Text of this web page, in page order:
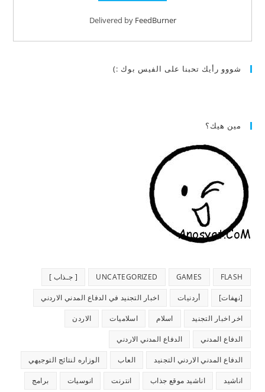
Delivered by FeedBurner
شووو رأيك تحبنا على الفيس بوك :)
مين هيك؟
FLASH
GAMES
UNCATEGORIZED [ جـذاب ]
[نهفات] أردنيات اخبار التجنيد في الدفاع المدني الاردني
اخر اخبار التجنيد اسلام اسلاميات الاردن
الدفاع المدني الدفاع المدني الاردني
الدفاع المدني الاردني التجنيد العاب الوزاره لنتائج التوجيهي
اناشيد اناشيد موقع جذاب انترنت انوسيات برامج